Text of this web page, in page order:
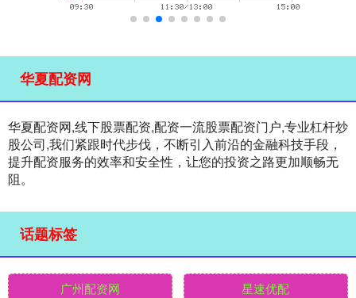
华夏配资网
华夏配资网,线下股票配资,配资一流股票配资门户,专业杠杆炒
股公司,我们紧跟时代步伐，不断引入前沿的金融科技手段，
提升配资服务的效率和安全性，让您的投资之路更加顺畅无
阻。
话题标签
广州配资网 星速优配